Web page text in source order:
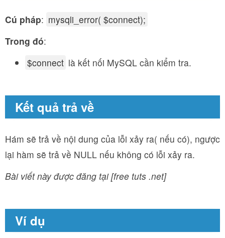
Cú pháp: mysqli_error( $connect);
Trong đó:
$connect là kết nối MySQL cần kiểm tra.
Kết quả trả về
Hám sẽ trả về nội dung của lỗi xảy ra( nếu có), ngược
lại hàm sẽ trả về NULL nếu không có lỗi xảy ra.
Bài viết này được đăng tại [free tuts .net]
Ví dụ